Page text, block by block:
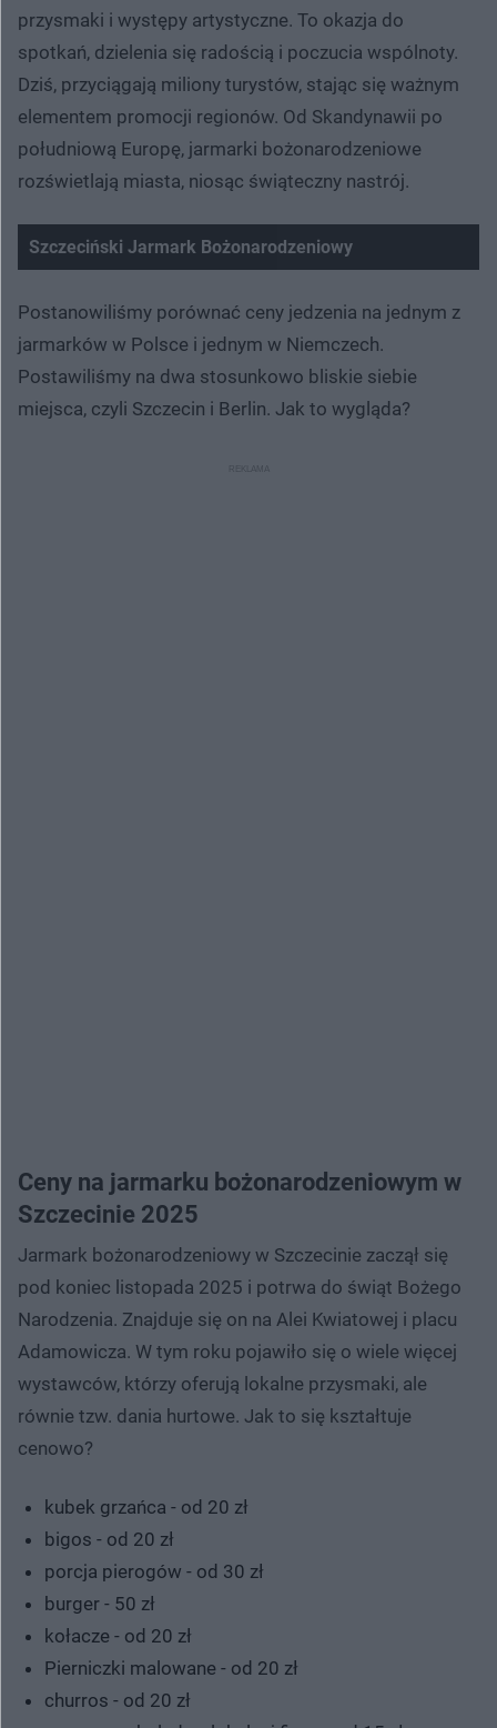
przysmaki i występy artystyczne. To okazja do
spotkań, dzielenia się radością i poczucia wspólnoty.
Dziś, przyciągają miliony turystów, stając się ważnym
elementem promocji regionów. Od Skandynawii po
południową Europę, jarmarki bożonarodzeniowe
rozświetlają miasta, niosąc świąteczny nastrój.
Szczeciński Jarmark Bożonarodzeniowy
Postanowiliśmy porównać ceny jedzenia na jednym z
jarmarków w Polsce i jednym w Niemczech.
Postawiliśmy na dwa stosunkowo bliskie siebie
miejsca, czyli Szczecin i Berlin. Jak to wygląda?
Ceny na jarmarku bożonarodzeniowym w
Szczecinie 2025
Jarmark bożonarodzeniowy w Szczecinie zaczął się
pod koniec listopada 2025 i potrwa do świąt Bożego
Narodzenia. Znajduje się on na Alei Kwiatowej i placu
Adamowicza. W tym roku pojawiło się o wiele więcej
wystawców, którzy oferują lokalne przysmaki, ale
równie tzw. dania hurtowe. Jak to się kształtuje
cenowo?
kubek grzańca - od 20 zł
bigos - od 20 zł
porcja pierogów - od 30 zł
burger - 50 zł
kołacze - od 20 zł
Pierniczki malowane - od 20 zł
churros - od 20 zł